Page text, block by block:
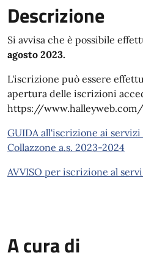
Descrizione
Si avvisa che è possibile
agosto 2023.
L'iscrizione può essere
apertura delle iscrizioni
https://
GUIDA all'iscrizione ai
Collazzone a.s. 2023-2024
AVVISO per iscrizione al
A cura di